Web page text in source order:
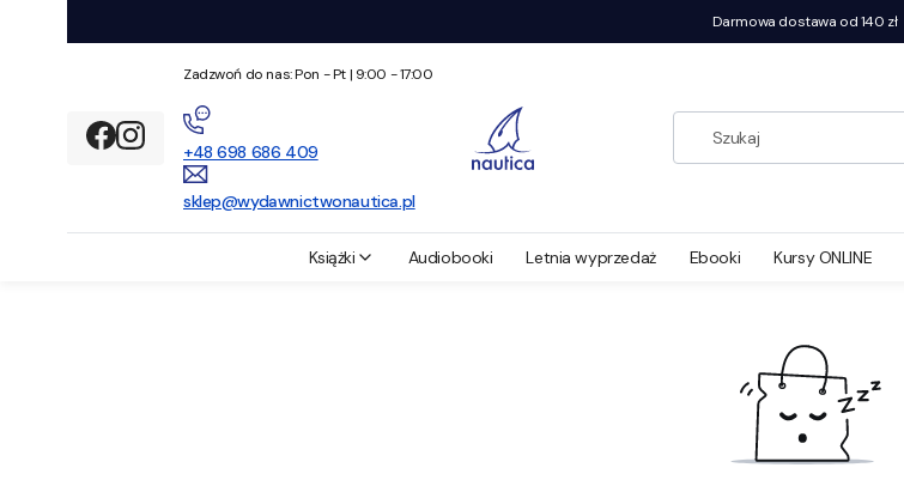
Darmowa dostawa od 140 zł
Zadzwoń do nas: Pon - Pt | 9:00 - 17:00
+48 ‭698 686 409‬
sklep@wydawnictwonautica.pl
Książki Audiobooki Letnia wyprzedaż Ebooki Kursy ONLINE
Wydawnictwo Nautica Książki Wielkie Jeziora Mazurskie. Przewodnik żeglarski. Wydanie I (2019)